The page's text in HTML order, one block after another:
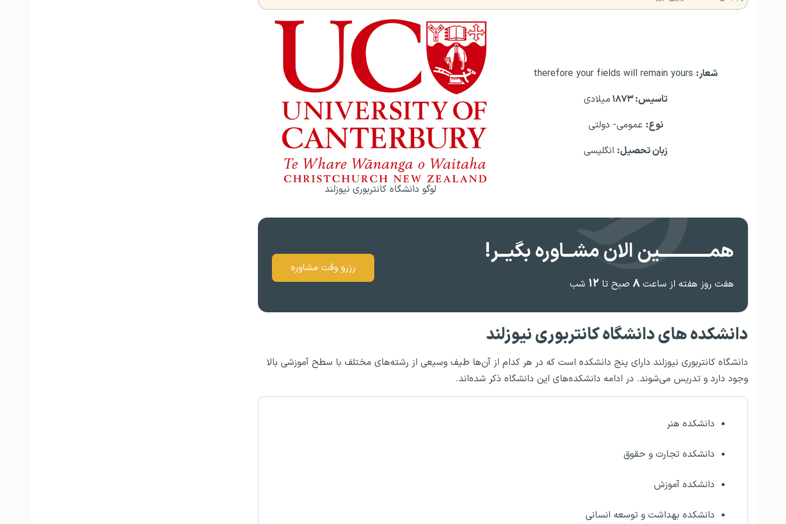
شعار:
تاسيس: ۱۸۷۳
ميلادی
نوع: عمومی- دولتی
زبان تحصيل: انگلیسی
لوگو دانشگاه کانتربوری نیوزلند
همــــــــــــین الان مشــاوره بگیــر!
هفت روز هفته از ساعت ۸ صبح تا ۱۲ شب
رزرو وقت مشاوره
دانشکده های دانشگاه کانتربوری نیوزلند
دانشگاه کانتربوری نیوزلند دارای پنج دانشکده است که در هر کدام از آن‌ها طیف وسیعی از رشته‌های مختلف با سطح آموزشی بالا
وجود دارد و تدریس می‌شوند. در ادامه دانشکده‌های این دانشگاه ذکر شده‌اند.
دانشکده هنر
دانشکده تجارت و حقوق
دانشکده آموزش
دانشکده بهداشت و توسعه انسانی